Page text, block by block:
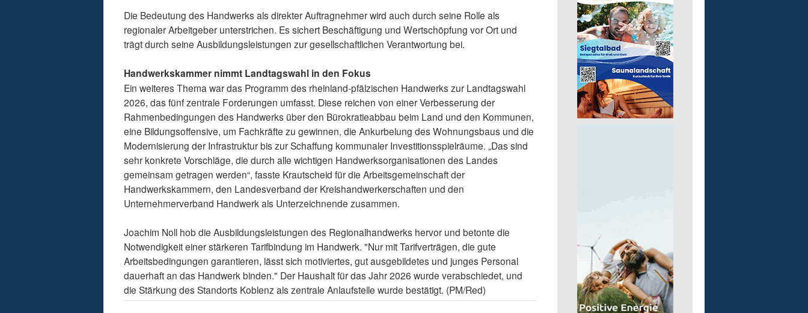
Die Bedeutung des Handwerks als direkter Auftragnehmer wird auch durch seine Rolle als
regionaler Arbeitgeber unterstrichen. Es sichert Beschäftigung und Wertschöpfung vor Ort und
trägt durch seine Ausbildungsleistungen zur gesellschaftlichen Verantwortung bei.
Handwerkskammer nimmt Landtagswahl in den Fokus
Ein weiteres Thema war das Programm des rheinland-pfälzischen Handwerks zur Landtagswahl
2026, das fünf zentrale Forderungen umfasst. Diese reichen von einer Verbesserung der
Rahmenbedingungen des Handwerks über den Bürokratieabbau beim Land und den Kommunen,
eine Bildungsoffensive, um Fachkräfte zu gewinnen, die Ankurbelung des Wohnungsbaus und die
Modernisierung der Infrastruktur bis zur Schaffung kommunaler Investitionsspielräume. „Das sind
sehr konkrete Vorschläge, die durch alle wichtigen Handwerksorganisationen des Landes
gemeinsam getragen werden“, fasste Krautscheid für die Arbeitsgemeinschaft der
Handwerkskammern, den Landesverband der Kreishandwerkerschaften und den
Unternehmerverband Handwerk als Unterzeichnende zusammen.
Joachim Noll hob die Ausbildungsleistungen des Regionalhandwerks hervor und betonte die
Notwendigkeit einer stärkeren Tarifbindung im Handwerk. "Nur mit Tarifverträgen, die gute
Arbeitsbedingungen garantieren, lässt sich motiviertes, gut ausgebildetes und junges Personal
dauerhaft an das Handwerk binden." Der Haushalt für das Jahr 2026 wurde verabschiedet, und
die Stärkung des Standorts Koblenz als zentrale Anlaufstelle wurde bestätigt. (PM/Red)